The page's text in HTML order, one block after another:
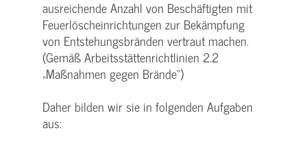
ausreichende Anzahl von Beschäftigten mit
Feuerlöscheinrichtungen zur Bekämpfung
von Entstehungsbränden vertraut machen.
(Gemäß Arbeitsstättenrichtlinien 2.2
„Maßnahmen gegen Brände“)
Daher bilden wir sie in folgenden Aufgaben
aus: